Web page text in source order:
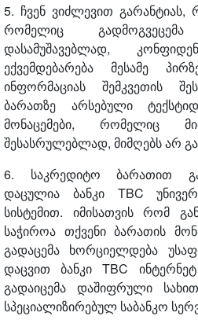
5. ჩვენ ვიძლევით
რომელიც
დასამუშავებლად,
ექვემდებარება მესამე
ინფორმაციას შემკვეთის
ბარათზე არსებული
მონაცემები, რომელიც
შესასრულებლად, მიმღებს არ
6. საკრედიტო ბარათით
დაცულია ბანკი TBC
სისტემით. იმისათვის რომ
საჭიროა თქვენი ბარათის
გადაცემა ხორციელდება
დაცვით ბანკი TBC
გადაიცემა დაშიფრული
სპეციალიზირებულ საბანკო